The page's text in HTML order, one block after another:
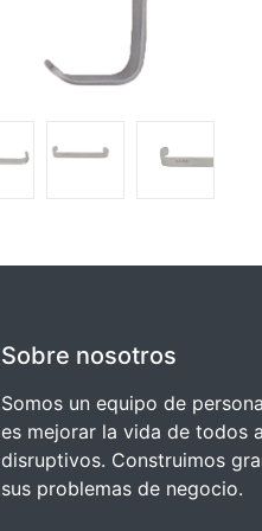
Sobre nosotros
Somos un equipo de
es mejorar la vida de todos
disruptivos. Construimos
sus problemas de negocio.